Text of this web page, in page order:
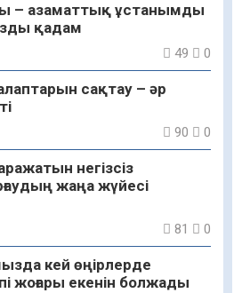
– азаматтық ұстанымды
қадам
49 0
сақтау – әр
90 0
негізсіз
жаңа жүйесі
81 0
кей өңірлерде
жоғары екенін болжады